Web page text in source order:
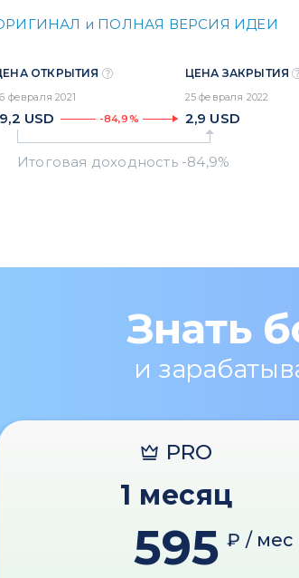
и ПОЛНАЯ ВЕРСИЯ ИДЕИ
ОТКРЫТИЯ
февраля 2021
USD -84,9%
ЦЕНА ЗАКРЫТИЯ
25 февраля 2022
2,9 USD
Знать
и
PRO
1 месяц
595 ₽ / мес